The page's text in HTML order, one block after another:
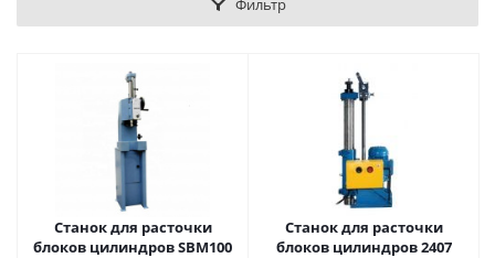
Фильтр
Станок для расточки
блоков цилиндров SBM100
Станок для расточки
блоков цилиндров 2407